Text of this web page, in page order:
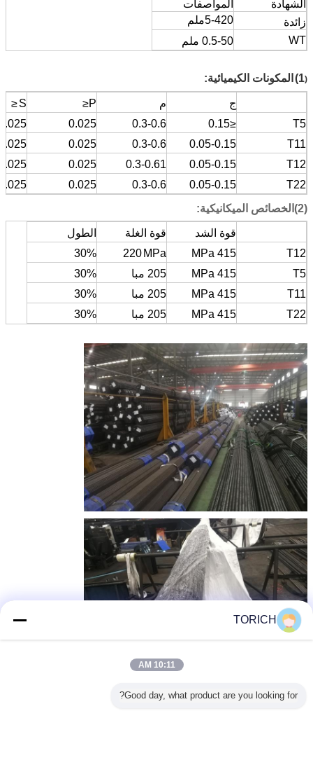
الشهادة
المواصفات
زائدة
5-420ملم
WT
0.5-50 ملم
(
1) المكونات الكيميائية:
ج م P≤
S
≤
T5
≤0.15
0.3-0.6
0.025
T11
0.05-0.15
0.3-0.6
0.025
T12
0.05-0.15
0.3-0.61
0.025
T22
0.05-0.15
0.3-0.6
0.025
(2)الخصائص الميكانيكية:
قوة الشد قوة الغلة
الطول
T12
415 MPa
220 MPa
30%
T5
415 MPa 205 مبا
30%
T11
415 MPa 205 مبا
30%
T22
415 MPa 205 مبا 30%
TORICH
10:11 AM
Good day, what product are you looking for?